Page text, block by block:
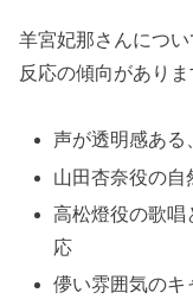
羊宮妃那さんにつ
反応の傾向がありま
声が透明感ある
山田杏奈役の自
高松燈役の歌唱
応
儚い雰囲気のキ